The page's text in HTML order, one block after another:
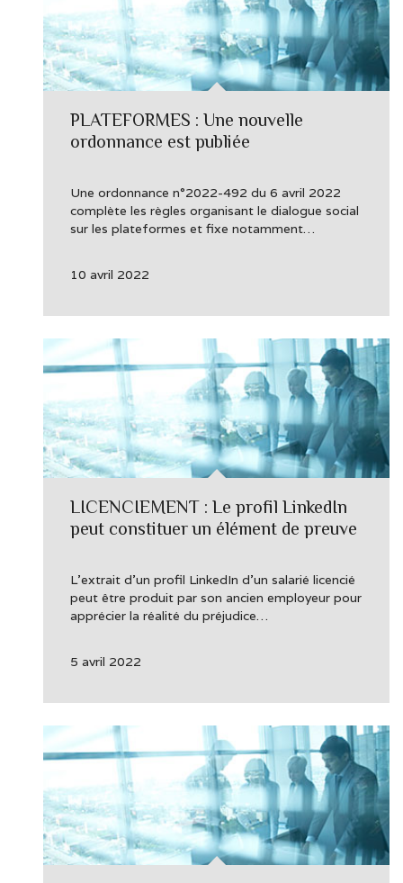
PLATEFORMES : Une nouvelle
ordonnance est publiée
Une ordonnance n°2022-492 du 6 avril 2022
complète les règles organisant le dialogue social
sur les plateformes et fixe notamment…
10 avril 2022
LICENCIEMENT : Le profil LinkedIn
peut constituer un élément de preuve
L’extrait d’un profil LinkedIn d’un salarié licencié
peut être produit par son ancien employeur pour
apprécier la réalité du préjudice…
5 avril 2022